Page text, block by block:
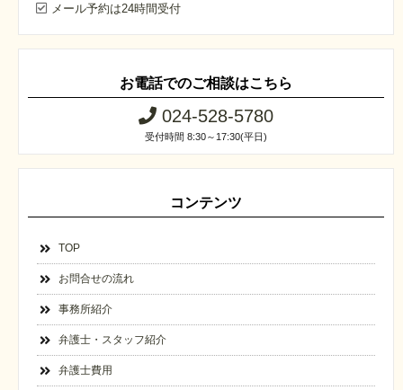
メール予約は24時間受付
お電話でのご相談はこちら
024-528-5780
受付時間 8:30～17:30(平日)
コンテンツ
TOP
お問合せの流れ
事務所紹介
弁護士・スタッフ紹介
弁護士費用